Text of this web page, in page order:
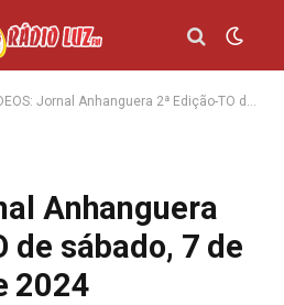
Jornal Anhanguera 2ª Edição-TO de sábado, 7 de dezembro de 2024
Anhanguera
de sábado, 7 de
2024